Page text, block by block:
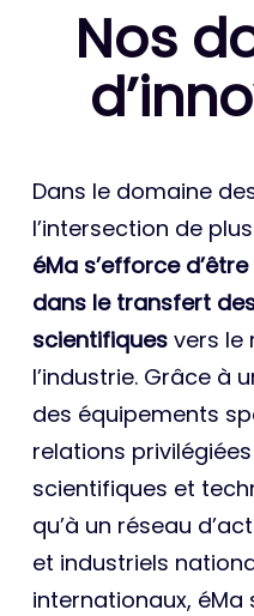
Nos
Dans le domaine
l’intersection de
éMa s’efforce
dans le transfert
scientifiques vers le
l’industrie. Grâce à
des équipements
relations
scientifiques et
qu’à un réseau
et industriels
internationaux, éMa